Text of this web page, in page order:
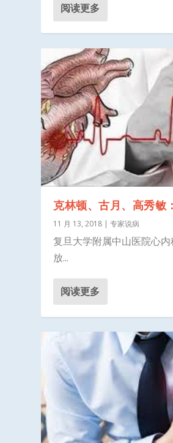
阅读更多
克林顿、古月、高秀敏
11 月 13, 2018 |专家说病
复旦大学附属中山医院心
放...
阅读更多